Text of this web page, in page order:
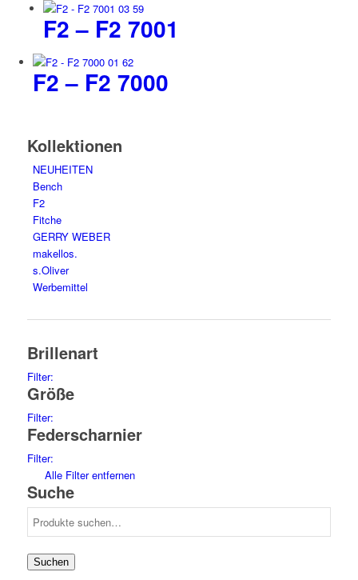
F2 – F2 7001
F2 – F2 7000
Kollektionen
NEUHEITEN
Bench
F2
Fitche
GERRY WEBER
makellos.
s.Oliver
Werbemittel
Brillenart
Filter:
sunglasses
Größe
Filter:
661
701
74
641
691
511
541
571
Federscharnier
Filter:
no15
Alle Filter entfernen
Suche
Suchen